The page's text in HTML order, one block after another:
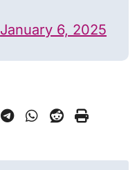
January 6, 2025